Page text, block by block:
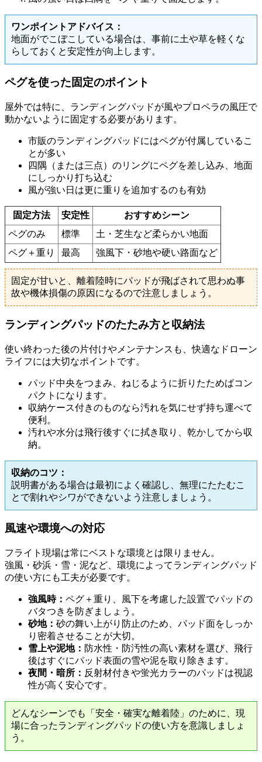
ワンポイントアドバイス：
地面がでこぼこしている場合は、事前に土や草を軽くな
らしておくと安定性が向上します。
ペグを使った固定のポイント
屋外では特に、ランディングパッドが風やプロペラの風圧で
動かないように固定する必要があります。
市販のランディングパッドにはペグが付属しているこ
とが多い
四隅（または三点）のリングにペグを差し込み、地面
にしっかり打ち込む
風が強い日は更に重りを追加するのも有効
固定方法 安定性
おすすめシーン
ペグのみ
標準
土・芝生など柔らかい地面
ペグ＋重り
最高 強風下・砂地や硬い路面など
固定が甘いと、離着陸時にパッドが飛ばされて思わぬ事
故や機体損傷の原因になるので注意しましょう。
ランディングパッドのたたみ方と収納法
使い終わった後の片付けやメンテナンスも、快適なドローン
ライフには大切なポイントです。
パッド中央をつまみ、ねじるように折りたためばコン
パクトになります。
収納ケース付きのものなら汚れを気にせず持ち運べて
便利。
汚れや水分は飛行後すぐに拭き取り、乾かしてから収
納。
収納のコツ：
説明書がある場合は最初によく確認し、無理にたたむこ
とで割れやシワができないよう注意しましょう。
風速や環境への対応
フライト現場は常にベストな環境とは限りません。
強風・砂浜・雪・泥など、環境によってランディングパッド
の使い方にも工夫が必要です。
強風時： ペグ＋重り、風下を考慮した設置でパッドの
バタつきを防ぎましょう。
砂地： 砂の舞い上がり防止のため、パッド面をしっか
り密着させることが大切。
雪上や泥地： 防水性・防汚性の高い素材を選び、飛行
後はすぐにパッド表面の雪や泥を取り除きます。
夜間・暗所： 反射材付きや蛍光カラーのパッドは視認
性が高く安心です。
どんなシーンでも「安全・確実な離着陸」のために、現
場に合ったランディングパッドの使い方を意識しましょ
う。